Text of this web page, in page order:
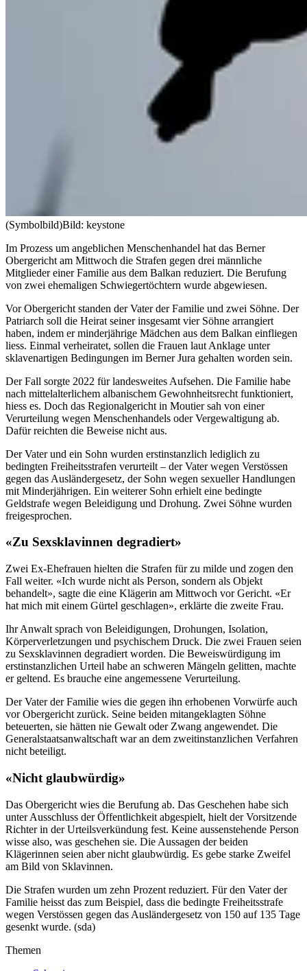
(Symbolbild)Bild: keystone
Im Prozess um angeblichen Menschenhandel hat das Berner
Obergericht am Mittwoch die Strafen gegen drei männliche
Mitglieder einer Familie aus dem Balkan reduziert. Die Berufung
von zwei ehemaligen Schwiegertöchtern wurde abgewiesen.
Vor Obergericht standen der Vater der Familie und zwei Söhne. Der
Patriarch soll die Heirat seiner insgesamt vier Söhne arrangiert
haben, indem er minderjährige Mädchen aus dem Balkan einfliegen
liess. Einmal verheiratet, sollen die Frauen laut Anklage unter
sklavenartigen Bedingungen im Berner Jura gehalten worden sein.
Der Fall sorgte 2022 für landesweites Aufsehen. Die Familie habe
nach mittelalterlichem albanischem Gewohnheitsrecht funktioniert,
hiess es. Doch das Regionalgericht in Moutier sah von einer
Verurteilung wegen Menschenhandels oder Vergewaltigung ab.
Dafür reichten die Beweise nicht aus.
Der Vater und ein Sohn wurden erstinstanzlich lediglich zu
bedingten Freiheitsstrafen verurteilt – der Vater wegen Verstössen
gegen das Ausländergesetz, der Sohn wegen sexueller Handlungen
mit Minderjährigen. Ein weiterer Sohn erhielt eine bedingte
Geldstrafe wegen Beleidigung und Drohung. Zwei Söhne wurden
freigesprochen.
«Zu Sexsklavinnen degradiert»
Zwei Ex-Ehefrauen hielten die Strafen für zu milde und zogen den
Fall weiter. «Ich wurde nicht als Person, sondern als Objekt
behandelt», sagte die eine Klägerin am Mittwoch vor Gericht. «Er
hat mich mit einem Gürtel geschlagen», erklärte die zweite Frau.
Ihr Anwalt sprach von Beleidigungen, Drohungen, Isolation,
Körperverletzungen und psychischem Druck. Die zwei Frauen seien
zu Sexsklavinnen degradiert worden. Die Beweiswürdigung im
erstinstanzlichen Urteil habe an schweren Mängeln gelitten, machte
er geltend. Es brauche eine angemessene Verurteilung.
Der Vater der Familie wies die gegen ihn erhobenen Vorwürfe auch
vor Obergericht zurück. Seine beiden mitangeklagten Söhne
beteuerten, sie hätten nie Gewalt oder Zwang angewendet. Die
Generalstaatsanwaltschaft war an dem zweitinstanzlichen Verfahren
nicht beteiligt.
«Nicht glaubwürdig»
Das Obergericht wies die Berufung ab. Das Geschehen habe sich
unter Ausschluss der Öffentlichkeit abgespielt, hielt der Vorsitzende
Richter in der Urteilsverkündung fest. Keine aussenstehende Person
wisse also, was geschehen sie. Die Aussagen der beiden
Klägerinnen seien aber nicht glaubwürdig. Es gebe starke Zweifel
am Bild von Sklavinnen.
Die Strafen wurden um zehn Prozent reduziert. Für den Vater der
Familie heisst das zum Beispiel, dass die bedingte Freiheitsstrafe
wegen Verstössen gegen das Ausländergesetz von 150 auf 135 Tage
gesenkt wurde. (sda)
Themen